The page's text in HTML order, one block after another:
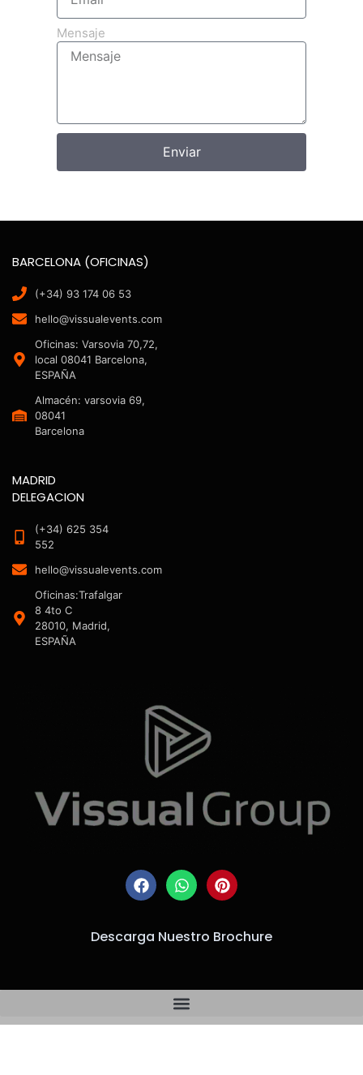
Mensaje
Enviar
BARCELONA (OFICINAS)
(+34) 93 174 06 53
hello@vissualevents.com
Oficinas: Varsovia 70,72,
local 08041 Barcelona,
ESPAÑA
Almacén: varsovia 69,
08041
Barcelona
MADRID
DELEGACION
(+34) 625 354
552
hello@vissualevents.com
Oficinas:Trafalgar
8 4to C
28010, Madrid,
ESPAÑA
Descarga Nuestro Brochure